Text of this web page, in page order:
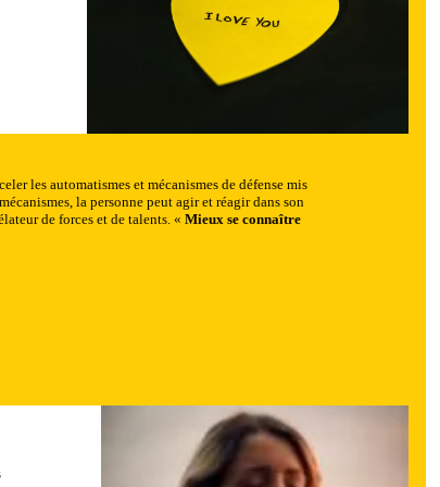
les automatismes et mécanismes de défense mis
la personne peut agir et réagir dans son
de forces et de talents. « Mieux se connaître